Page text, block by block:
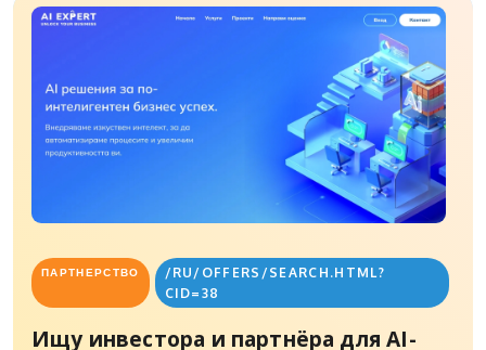
ПАРТНЕРСТВО
/RU/OFFERS/SEARCH.HTML?
CID=38
Ищу инвестора и партнёра для AI-